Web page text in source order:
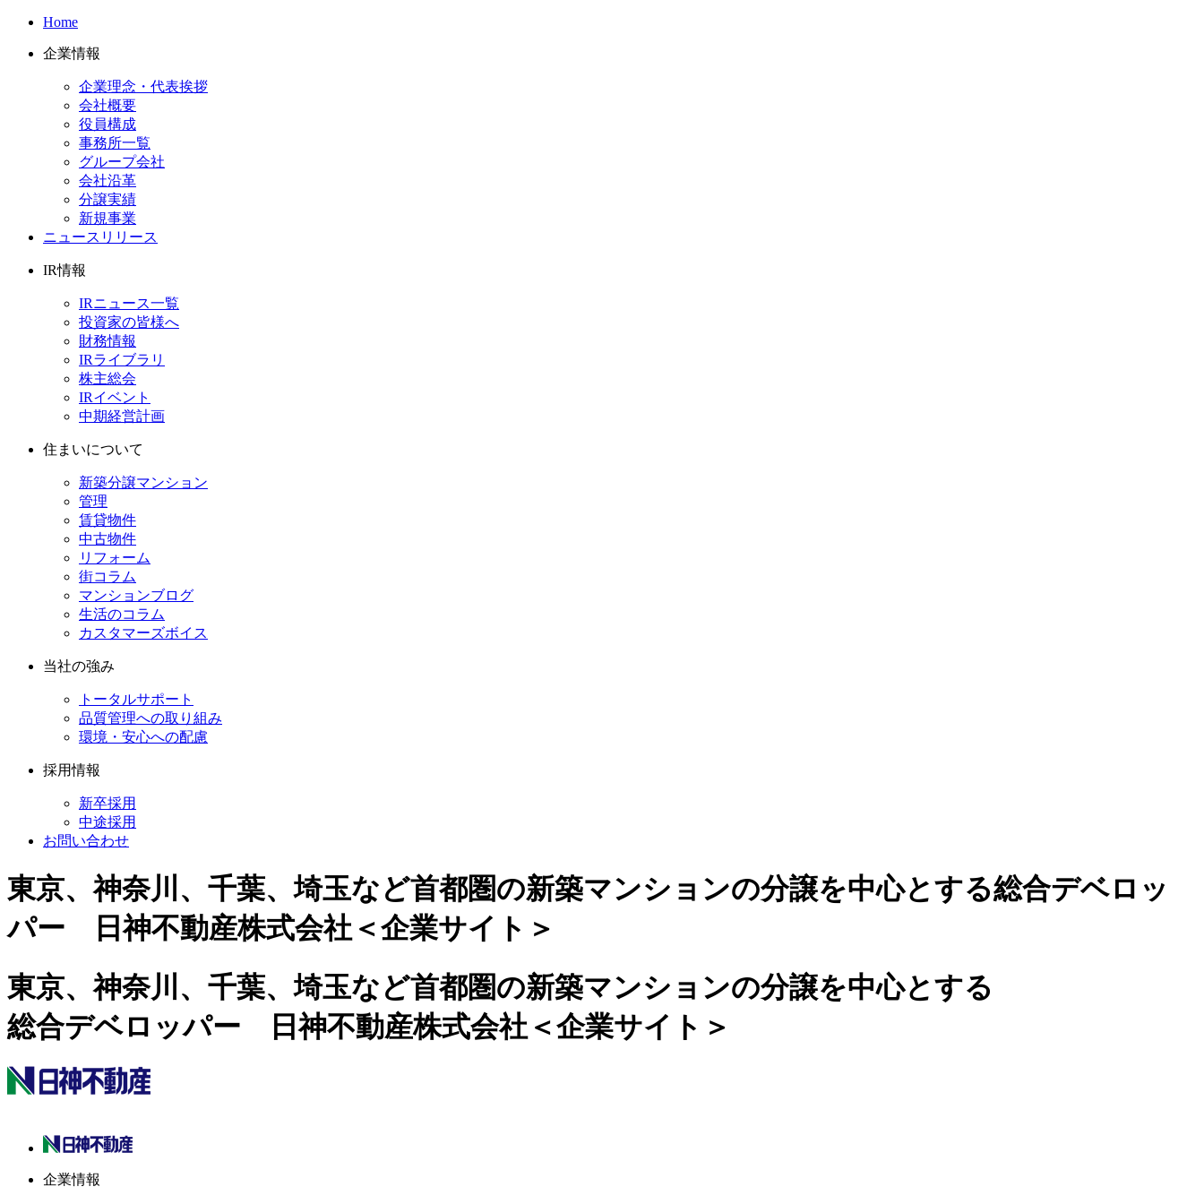
Home
企業情報
企業理念・代表挨拶
会社概要
役員構成
事務所一覧
グループ会社
会社沿革
分譲実績
新規事業
ニュースリリース
IR情報
IRニュース一覧
投資家の皆様へ
財務情報
IRライブラリ
株主総会
IRイベント
中期経営計画
住まいについて
新築分譲マンション
管理
賃貸物件
中古物件
リフォーム
街コラム
マンションブログ
生活のコラム
カスタマーズボイス
当社の強み
トータルサポート
品質管理への取り組み
環境・安心への配慮
採用情報
新卒採用
中途採用
お問い合わせ
東京、神奈川、千葉、埼玉など首都圏の新築マンションの分譲を中心とする総合デベロッ
パー 日神不動産株式会社＜企業サイト＞
東京、神奈川、千葉、埼玉など首都圏の新築マンションの分譲を中心とする
総合デベロッパー 日神不動産株式会社＜企業サイト＞
企業情報